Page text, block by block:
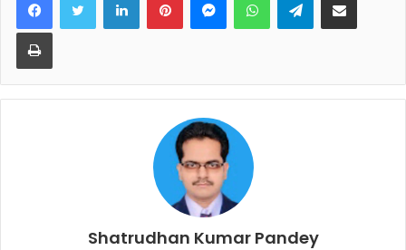
Print
Shatrudhan Kumar Pandey